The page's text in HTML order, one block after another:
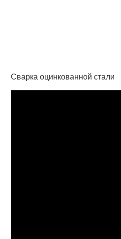
Сварка оцинкованной стали